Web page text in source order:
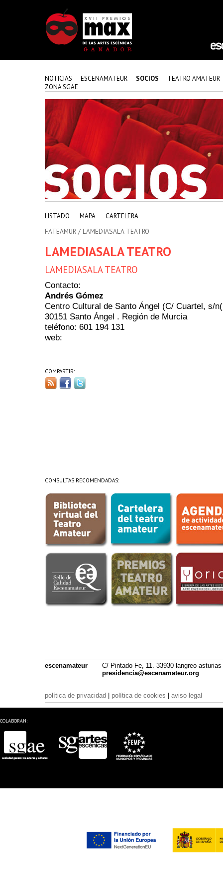
NOTICIAS ESCENAMATEUR SOCIOS
TEATRO AMATEUR
ZONA SGAE
LISTADO MAPA CARTELERA
FATEAMUR / LAMEDIASALA TEATRO
LAMEDIASALA TEATRO
LAMEDIASALA TEATRO
Contacto:
Andrés Gómez
Centro Cultural de Santo Ángel (C/ Cuartel, s/
30151 Santo Ángel . Región de Murcia
teléfono: 601 194 131
web:
COMPARTIR:
CONSULTAS RECOMENDADAS:
escenamateur
C/ Pintado Fe, 11. 33930 langreo asturias
presidencia@escenamateur.org
política de privacidad política de cookies aviso legal
COLABORAN: